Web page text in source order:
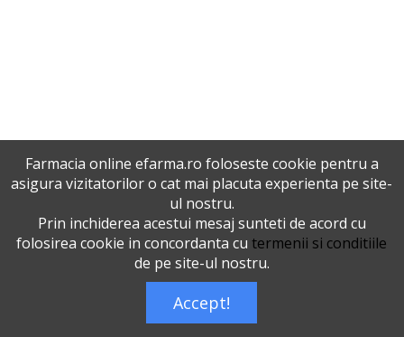
Farmacia online efarma.ro foloseste cookie pentru a
asigura vizitatorilor o cat mai placuta experienta pe site-
ul nostru.
Prin inchiderea acestui mesaj sunteti de acord cu
folosirea cookie in concordanta cu termenii si conditiile
de pe site-ul nostru.
Accept!